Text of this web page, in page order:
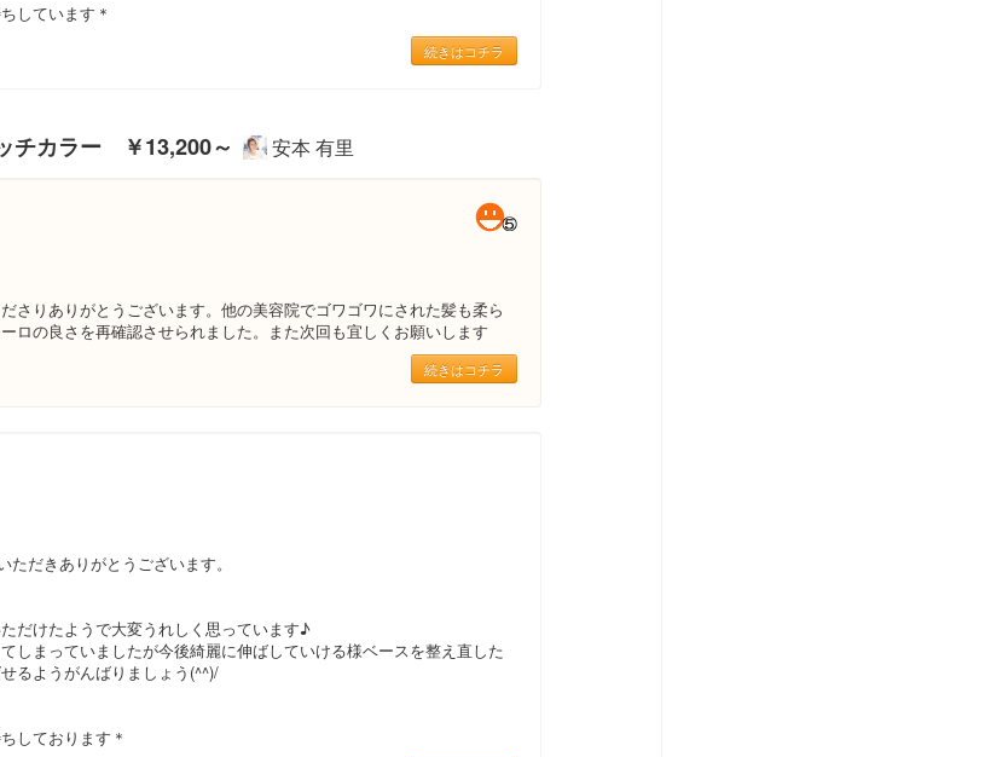
しています＊
続きはコチラ
チカラー ￥13,200～ 安本 有里
さりありがとうございます。他の美容院でゴワゴワにされた髪も柔ら
ロの良さを再確認させられました。また次回も宜しくお願いします
続きはコチラ
ただきありがとうございます。
だけたようで大変うれしく思っています♪
しまっていましたが今後綺麗に伸ばしていける様ベースを整え直した
るようがんばりましょう(^^)/
しております＊